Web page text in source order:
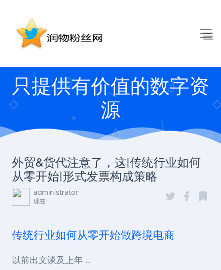
只提供有价值的数字资
源
外贸&货代注意了，这|传统行业如何
从零开始|形式发票构成策略
administrator
现在
传统行业如何从零开始做跨境电商
以前出文谈及上年 …